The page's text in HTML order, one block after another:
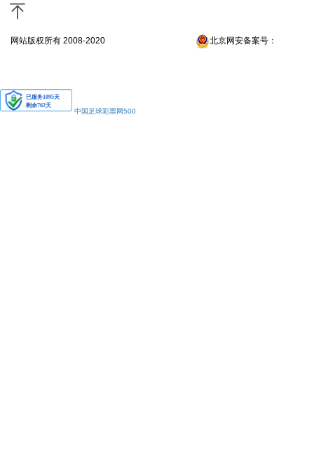
网站版权所有 2008-2020 北京网安备案号：
中国足球彩票网500